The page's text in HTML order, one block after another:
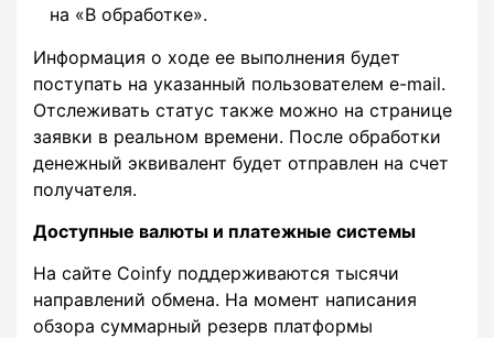
на «В обработке».
Информация о ходе ее выполнения будет
поступать на указанный пользователем e-mail.
Отслеживать статус также можно на странице
заявки в реальном времени. После обработки
денежный эквивалент будет отправлен на счет
получателя.
Доступные валюты и платежные системы
На сайте Coinfy поддерживаются тысячи
направлений обмена. На момент написания
обзора суммарный резерв платформы